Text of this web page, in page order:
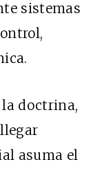
sistemas
doctrina,
asuma el